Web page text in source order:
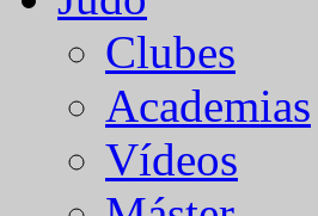
Clubes
Academias
Vídeos